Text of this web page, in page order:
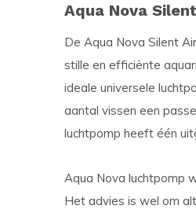
Aqua Nova
De Aqua Nova Silent
stille en efficiënte
ideale universele
aantal vissen een
luchtpomp heeft één
Aqua Nova luchtpomp
Het advies is wel om